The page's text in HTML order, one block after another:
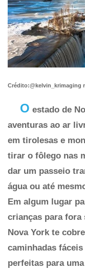
Crédito:@kelvin_krimaging
O estado de
aventuras ao ar
em tirolesas e
tirar o fôlego nas
dar um passeio
água ou até
Em algum lugar
crianças para fora
Nova York te
caminhadas
perfeitas para